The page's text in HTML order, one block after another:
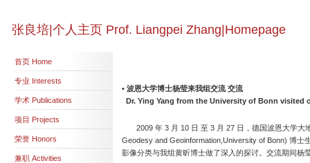
张良培|个人主页 Prof. Liangpei Zhang|Homepage
首页 Home
专业 Interests
学术 Publications
项目 Projects
荣誉 Honors
兼职 Activities
• 波恩大学博士杨莹来我组交流 交流
Dr. Ying Yang from the University of Bonn
2009 年 3 月 10 日 至 3 月 27 日，德国波恩大学大
Geodesy and Geoinformation,University of Bonn) 博士
影像分类与我组黄昕博士做了深入的探讨。交流期间杨